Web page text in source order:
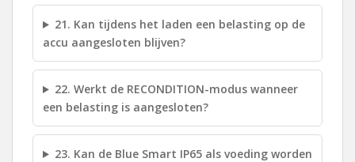
21. Kan tijdens het laden een belasting op de
accu aangesloten blijven?
22. Werkt de RECONDITION-modus wanneer
een belasting is aangesloten?
23. Kan de Blue Smart IP65 als voeding worden